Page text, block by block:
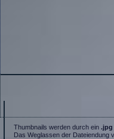
Thumbnails werden durch ein .jpg
Das Weglassen der Dateiendung